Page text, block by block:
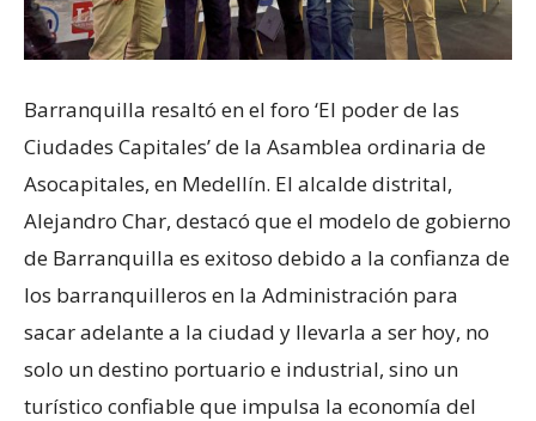
Barranquilla resaltó en el foro ‘El poder de las
Ciudades Capitales’ de la Asamblea ordinaria de
Asocapitales, en Medellín. El alcalde distrital,
Alejandro Char, destacó que el modelo de gobierno
de Barranquilla es exitoso debido a la confianza de
los barranquilleros en la Administración para
sacar adelante a la ciudad y llevarla a ser hoy, no
solo un destino portuario e industrial, sino un
turístico confiable que impulsa la economía del